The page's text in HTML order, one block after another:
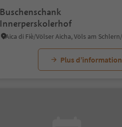
Buschenschank
Innerperskolerhof
Plus d’information